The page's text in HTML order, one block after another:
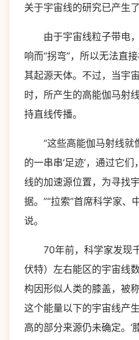
关于宇宙线的研究已产生
由于宇宙线粒子带电，
响而“拐弯”，所以无法直
其起源天体。不过，当宇
时，所产生的高能伽马射
持直线传播。
“这些高能伽马射线就
的一串串‘足迹’，通过它
线的加速源位置，为寻找
据。”“拉索”首席科学家、
说。
70年前，科学家发现
伏特）左右能区的宇宙线
构因形似人类的膝盖，被称
这个能量以下的宇宙线产
高的部分来源仍未确定。‘